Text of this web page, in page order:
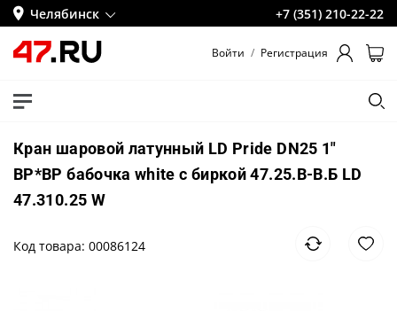
Челябинск +7 (351) 210-22-22
Войти / Регистрация
Кран шаровой латунный LD Pride DN25 1"
ВР*ВР бабочка white с биркой 47.25.В-В.Б LD
47.310.25 W
Код товара: 00086124